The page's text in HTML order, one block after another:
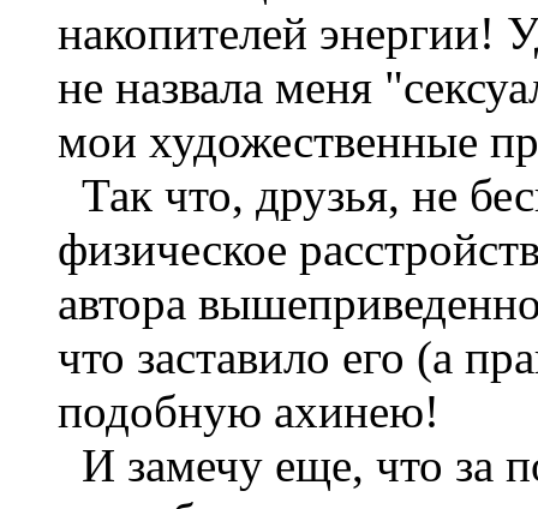
накопителей энергии!
не назвала меня
мои художественные
Так что, друзья, не
физическое
автора
что заставило его (а
подобную ахинею!
И замечу еще, что за